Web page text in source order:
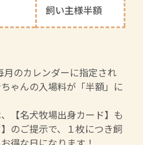
飼い主様半額
月のカレンダーに指定され
ゃんの入場料が「半額」に
【名犬牧場出身カード】も
のご提示で、１枚につき飼